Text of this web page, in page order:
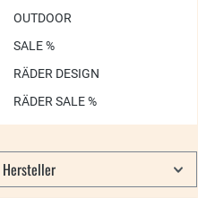
OUTDOOR
SALE %
RÄDER DESIGN
RÄDER SALE %
Hersteller